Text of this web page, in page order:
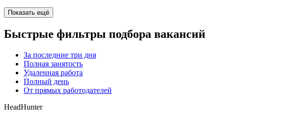
Показать ещё
Быстрые фильтры подбора вакансий
За последние три дня
Полная занятость
Удаленная работа
Полный день
От прямых работодателей
HeadHunter